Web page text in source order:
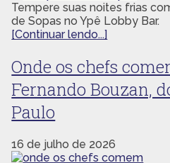
Tempere suas noites frias
de Sopas no Ypê Lobby Bar.
[Continuar lendo...]
Onde os chefs
Fernando Bouzan,
Paulo
16 de julho de 2026